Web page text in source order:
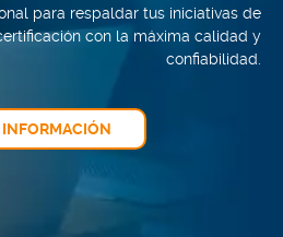
para respaldar tus iniciativas de
con la máxima calidad y
confiabilidad.
INFORMACIÓN